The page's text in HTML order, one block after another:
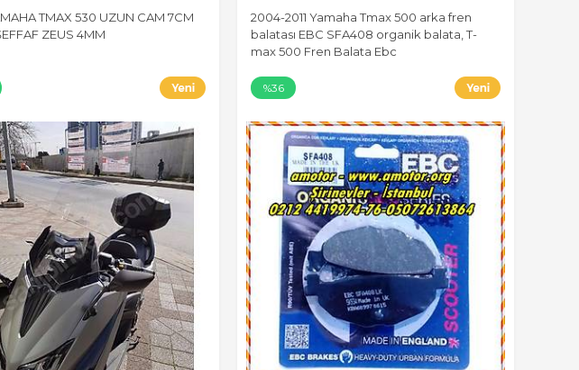
TMAX 530 UZUN CAM 7CM
ZEUS 4MM
2004-2011 Yamaha Tmax 500 arka fren
balatası EBC SFA408 organik balata, T-
max 500 Fren Balata Ebc
%36